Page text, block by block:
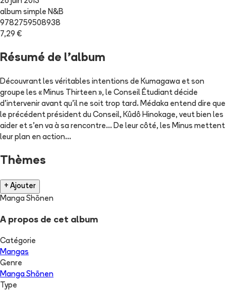
album simple N&B
9782759508938
7,29 €
Résumé de l'album
Découvrant les véritables intentions de Kumagawa et son
groupe les « Minus Thirteen », le Conseil Étudiant décide
d'intervenir avant qu'il ne soit trop tard. Médaka entend dire que
le précédent président du Conseil, Kûdô Hinokage, veut bien les
aider et s'en va à sa rencontre... De leur côté, les Minus mettent
leur plan en action...
Thèmes
+ Ajouter
Manga Shōnen
A propos de cet album
Catégorie
Mangas
Genre
Manga Shōnen
Type